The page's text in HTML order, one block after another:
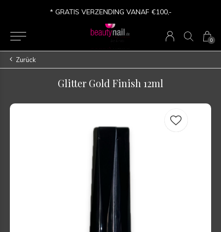
0
* VERSANDKOSTEN FREI AB €100,-
Zurück
Glitter Gold Finish 12ml